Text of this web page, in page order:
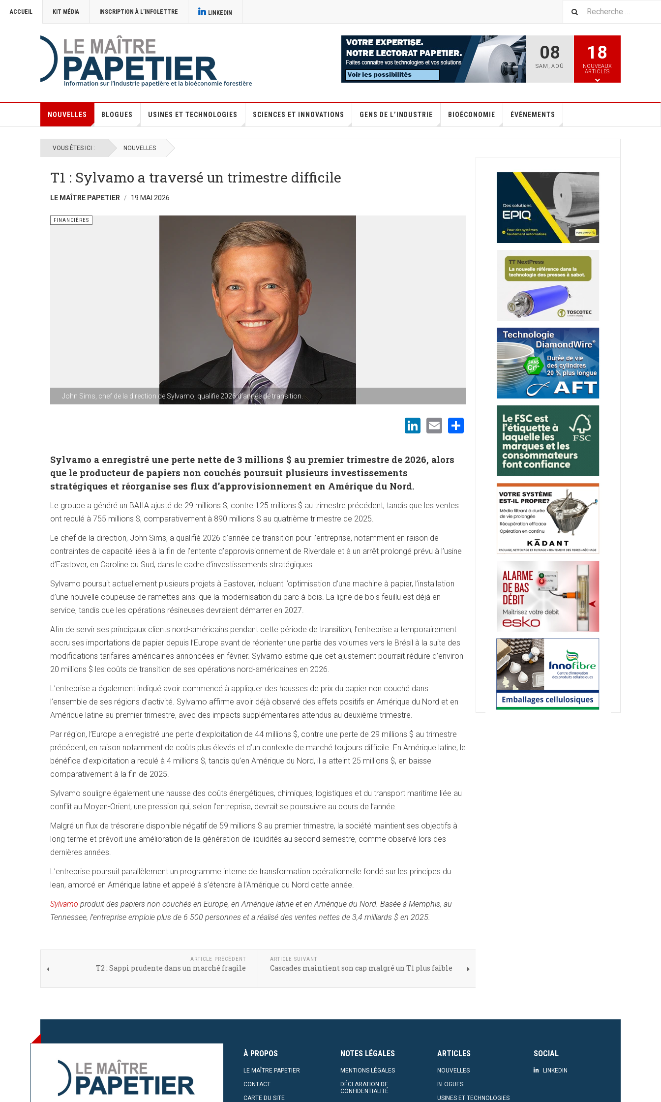
ACCUEIL KIT MÉDIA INSCRIPTION À L’INFOLETTRE LINKEDIN
08
SAM , AOÛ
18
NOUVEAUX
ARTICLES
NOUVELLES BLOGUES USINES ET TECHNOLOGIES SCIENCES ET INNOVATIONS GENS DE L’INDUSTRIE BIOÉCONOMIE ÉVÉNEMENTS
VOUS ÊTES ICI : NOUVELLES
T1 : Sylvamo a traversé un trimestre difficile
LE MAÎTRE PAPETIER 19 MAI 2026
John Sims, chef de la direction de Sylvamo, qualifie 2026 d’année de transition.
FINANCIÈRES
LinkedIn
EmailShare
Sylvamo a enregistré une perte nette de 3 millions $ au premier trimestre de 2026, alors
que le producteur de papiers non couchés poursuit plusieurs investissements
stratégiques et réorganise ses flux d’approvisionnement en Amérique du Nord.
Le groupe a généré un BAIIA ajusté de 29 millions $, contre 125 millions $ au trimestre précédent, tandis que les ventes
ont reculé à 755 millions $, comparativement à 890 millions $ au quatrième trimestre de 2025.
Le chef de la direction, John Sims, a qualifié 2026 d’année de transition pour l’entreprise, notamment en raison de
contraintes de capacité liées à la fin de l’entente d’approvisionnement de Riverdale et à un arrêt prolongé prévu à l’usine
d’Eastover, en Caroline du Sud, dans le cadre d’investissements stratégiques.
Sylvamo poursuit actuellement plusieurs projets à Eastover, incluant l’optimisation d’une machine à papier, l’installation
d’une nouvelle coupeuse de ramettes ainsi que la modernisation du parc à bois. La ligne de bois feuillu est déjà en
service, tandis que les opérations résineuses devraient démarrer en 2027.
Afin de servir ses principaux clients nord-américains pendant cette période de transition, l’entreprise a temporairement
accru ses importations de papier depuis l’Europe avant de réorienter une partie des volumes vers le Brésil à la suite des
modifications tarifaires américaines annoncées en février. Sylvamo estime que cet ajustement pourrait réduire d’environ
20 millions $ les coûts de transition de ses opérations nord-américaines en 2026.
L’entreprise a également indiqué avoir commencé à appliquer des hausses de prix du papier non couché dans
l’ensemble de ses régions d’activité. Sylvamo affirme avoir déjà observé des effets positifs en Amérique du Nord et en
Amérique latine au premier trimestre, avec des impacts supplémentaires attendus au deuxième trimestre.
Par région, l’Europe a enregistré une perte d’exploitation de 44 millions $, contre une perte de 29 millions $ au trimestre
précédent, en raison notamment de coûts plus élevés et d’un contexte de marché toujours difficile. En Amérique latine, le
bénéfice d’exploitation a reculé à 4 millions $, tandis qu’en Amérique du Nord, il a atteint 25 millions $, en baisse
comparativement à la fin de 2025.
Sylvamo souligne également une hausse des coûts énergétiques, chimiques, logistiques et du transport maritime liée au
conflit au Moyen-Orient, une pression qui, selon l’entreprise, devrait se poursuivre au cours de l’année.
Malgré un flux de trésorerie disponible négatif de 59 millions $ au premier trimestre, la société maintient ses objectifs à
long terme et prévoit une amélioration de la génération de liquidités au second semestre, comme observé lors des
dernières années.
L’entreprise poursuit parallèlement un programme interne de transformation opérationnelle fondé sur les principes du
lean, amorcé en Amérique latine et appelé à s’étendre à l’Amérique du Nord cette année.
Sylvamo produit des papiers non couchés en Europe, en Amérique latine et en Amérique du Nord. Basée à Memphis, au
Tennessee, l’entreprise emploie plus de 6 500 personnes et a réalisé des ventes nettes de 3,4 milliards $ en 2025.
ARTICLE PRÉCÉDENT
T2 : Sappi prudente dans un marché fragile
ARTICLE SUIVANT
Cascades maintient son cap malgré un T1 plus faible
À PROPOS
LE MAÎTRE PAPETIER
CONTACT
CARTE DU SITE
NOTES LÉGALES
MENTIONS LÉGALES
DÉCLARATION DE
CONFIDENTIALITÉ
ARTICLES
NOUVELLES
BLOGUES
USINES ET TECHNOLOGIES
SOCIAL
LINKEDIN